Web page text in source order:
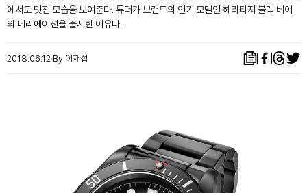
에서도 멋진 모습을 보여준다. 튜더가 브랜드의 인기 모델인 헤리티지 블랙 베이
의 베리에이션을 출시한 이유다.
2018.06.12 By 이재섭